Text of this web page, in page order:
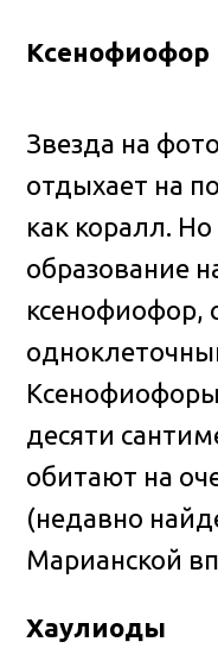
Ксенофиофор
Звезда на
отдыхает на
как коралл.
образование
ксенофиофор,
десяти
обитают на
(недавно
Марианской
Хаулиоды